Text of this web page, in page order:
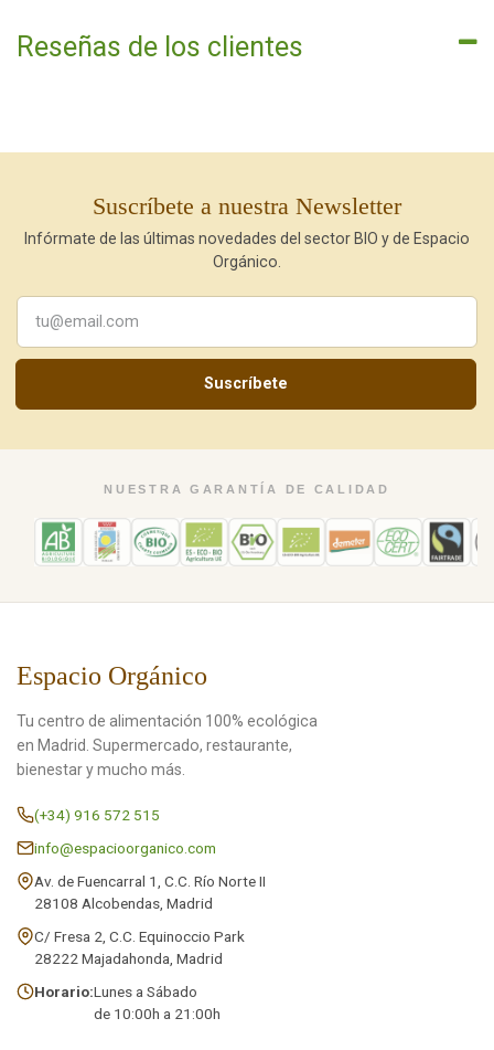
Reseñas de los clientes
Suscríbete a nuestra Newsletter
Infórmate de las últimas novedades del sector BIO y de Espacio
Orgánico.
Suscríbete
NUESTRA GARANTÍA DE CALIDAD
Espacio Orgánico
Tu centro de alimentación 100% ecológica
en Madrid. Supermercado, restaurante,
bienestar y mucho más.
(+34) 916 572 515
info@espacioorganico.com
Av. de Fuencarral 1, C.C. Río Norte II
28108 Alcobendas, Madrid
C/ Fresa 2, C.C. Equinoccio Park
28222 Majadahonda, Madrid
Horario:Lunes a Sábado
de 10:00h a 21:00h